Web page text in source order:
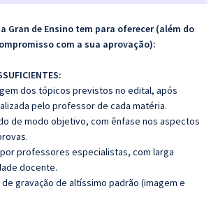
Gran de Ensino tem para oferecer (além do
com a sua aprovação):
dos tópicos previstos no edital, após
pelo professor de cada matéria.
de modo objetivo, com ênfase nos aspectos
professores especialistas, com larga
docente.
gravação de altíssimo padrão (imagem e